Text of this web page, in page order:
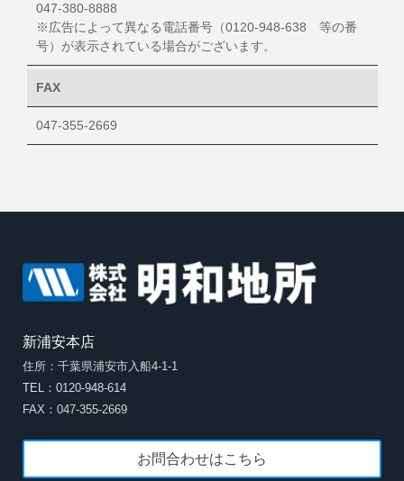
047-380-8888
※広告によって異なる電話番号（0120-948-638 等の番
号）が表示されている場合がございます。
FAX
047-355-2669
新浦安本店
住所：千葉県浦安市入船4-1-1
TEL：0120-948-614
FAX：047-355-2669
お問合わせはこちら